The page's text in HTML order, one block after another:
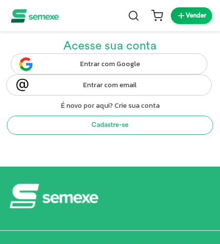
Vender
Acesse sua conta
Entrar com Google
Entrar com email
É novo por aqui? Crie sua conta
Cadastre-se